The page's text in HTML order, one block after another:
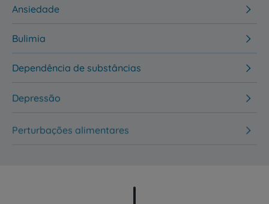
Ansiedade
Bulimia
Dependência de substâncias
Depressão
Perturbações alimentares